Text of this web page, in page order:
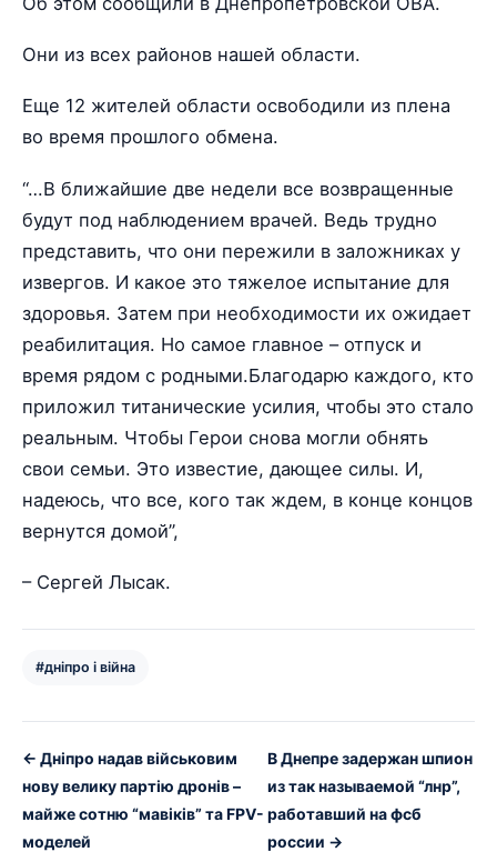
Они из всех районов нашей области.
Еще 12 жителей области освободили из плена
во время прошлого обмена.
“…В ближайшие две недели все возвращенные
будут под наблюдением врачей. Ведь трудно
представить, что они пережили в заложниках у
извергов. И какое это тяжелое испытание для
здоровья. Затем при необходимости их ожидает
реабилитация. Но самое главное – отпуск и
время рядом с родными.Благодарю каждого, кто
приложил титанические усилия, чтобы это стало
реальным. Чтобы Герои снова могли обнять
свои семьи. Это известие, дающее силы. И,
надеюсь, что все, кого так ждем, в конце концов
вернутся домой”,
– Сергей Лысак.
#дніпро і війна
← Дніпро надав військовим
нову велику партію дронів –
майже сотню “мавіків” та FPV-
моделей
В Днепре задержан шпион
из так называемой “лнр”,
работавший на фсб
россии →